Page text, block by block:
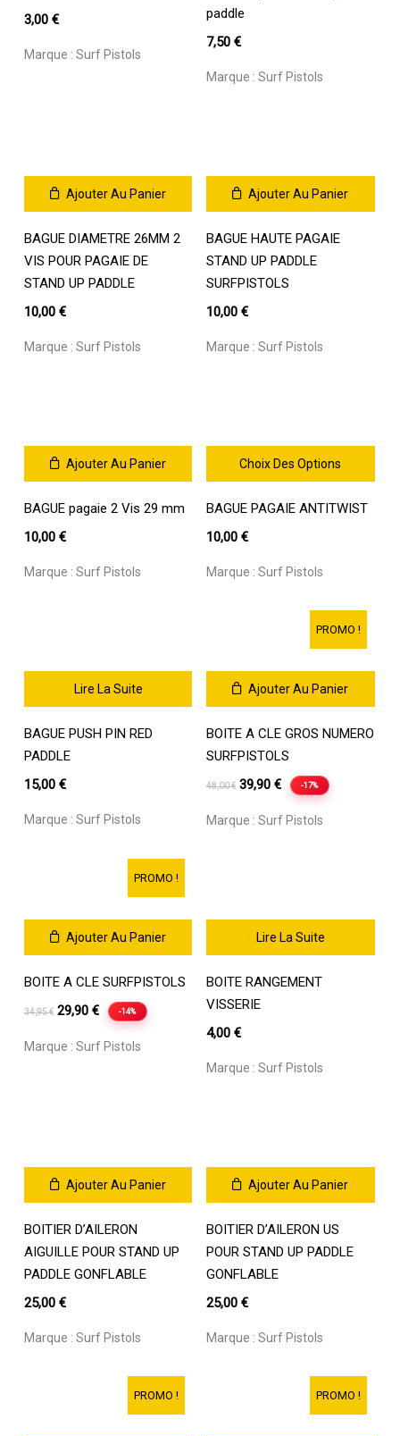
3,00 €
Marque : Surf Pistols
paddle
7,50€
Marque :Surf Pistols
Ajouter Au Panier
BAGUE DIAMETRE 26MM 2
VIS POUR PAGAIE DE
STAND UP PADDLE
10,00 €
Marque : Surf Pistols
Ajouter Au Panier
BAGUE HAUTE PAGAIE
STAND UP PADDLE
SURFPISTOLS
10,00€
Marque :Surf Pistols
Ajouter Au Panier
BAGUE pagaie 2 Vis 29 mm
10,00 €
Marque : Surf Pistols
Choix Des Options
produit
a
variations.
choisies
la
page
BAGUE PAGAIE ANTITWIST
10,00€
Marque :Surf Pistols
Lire La Suite
BAGUE PUSH PIN RED
PADDLE
15,00 €
Marque : Surf Pistols
PROMO !
Ajouter Au Panier
BOITE A CLE GROS NUMERO
SURFPISTOLS
48,00€ Le
initial
39,90€Le
actuel
-17%
Marque :Surf Pistols
PROMO !
Ajouter Au Panier
BOITE A CLE SURFPISTOLS
34,95€ Le
initial
29,90 €Le
actuel
-14%
Marque : Surf Pistols
Lire La Suite
BOITE RANGEMENT
VISSERIE
4,00€
Marque :Surf Pistols
Ajouter Au Panier
BOITIER D’AILERON
AIGUILLE POUR STAND UP
PADDLE GONFLABLE
25,00 €
Marque : Surf Pistols
Ajouter Au Panier
BOITIER D’AILERON US
POUR STAND UP PADDLE
GONFLABLE
25,00€
Marque :Surf Pistols
PROMO ! PROMO !